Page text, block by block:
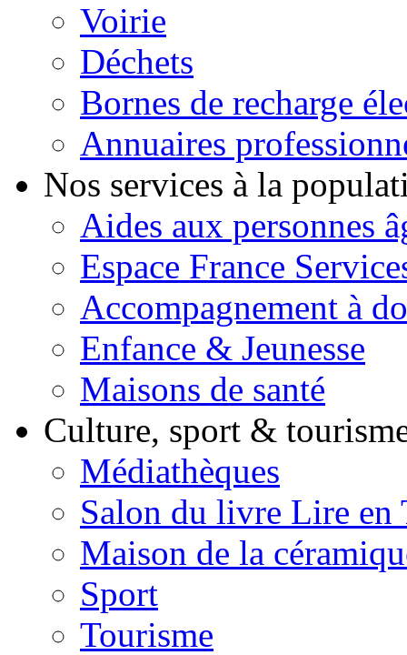
Voirie
Déchets
Bornes de recharge
Annuaires
Nos services à la
Aides aux personnes
Espace France
Accompagnement à
Enfance & Jeunesse
Maisons de santé
Culture, sport &
Médiathèques
Salon du livre Lire en
Maison de la
Sport
Tourisme